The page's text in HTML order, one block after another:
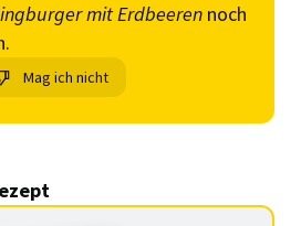
mit Erdbeeren noch
Mag ich nicht